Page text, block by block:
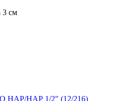
3 см
НАР/НАР 1/2" (12/216)